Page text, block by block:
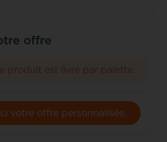
offre
produit est livré par palette.
votre offre personnalisée.